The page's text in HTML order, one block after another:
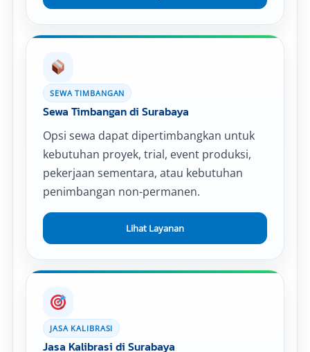
SEWA TIMBANGAN
Sewa Timbangan di Surabaya
Opsi sewa dapat dipertimbangkan untuk
kebutuhan proyek, trial, event produksi,
pekerjaan sementara, atau kebutuhan
penimbangan non-permanen.
Lihat Layanan
JASA KALIBRASI
Jasa Kalibrasi di Surabaya